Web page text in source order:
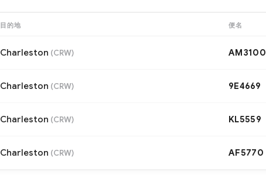
目的地 便名
Charleston (CRW) AM3100
Charleston (CRW) 9E4669
Charleston (CRW) KL5559
Charleston (CRW) AF5770